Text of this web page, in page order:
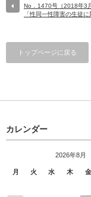
No．1470号（2018年3
「性同一性障害の生徒に
トップページに戻る
カレンダー
2026年8月
月 火 水 木 金